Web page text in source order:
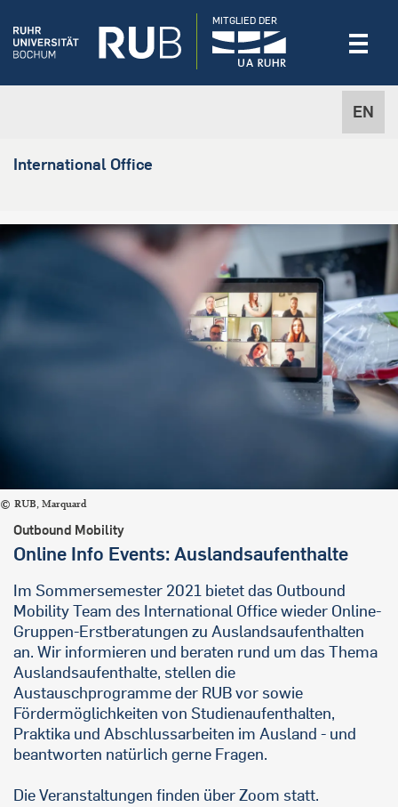
EN
MITGLIED DER
International Office
RUB, Marquard
Outbound Mobility
Online Info Events: Auslandsaufenthalte
Im Sommersemester 2021 bietet das Outbound
Mobility Team des International Office wieder Online-
Gruppen-Erstberatungen zu Auslandsaufenthalten
an. Wir informieren und beraten rund um das Thema
Auslandsaufenthalte, stellen die
Austauschprogramme der RUB vor sowie
Fördermöglichkeiten von Studienaufenthalten,
Praktika und Abschlussarbeiten im Ausland - und
beantworten natürlich gerne Fragen.
Die Veranstaltungen finden über Zoom statt.